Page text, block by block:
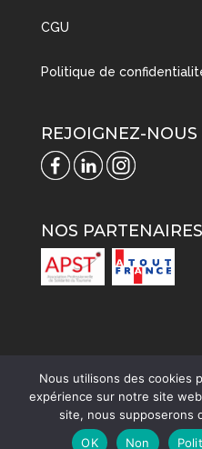
CGU
Politique de
REJOIGNEZ-NOUS
NOS PARTENAIRES
© Carol' Voyages
Nous utilisons des cookies
expérience sur notre site
site, nous supposerons
OK
Non